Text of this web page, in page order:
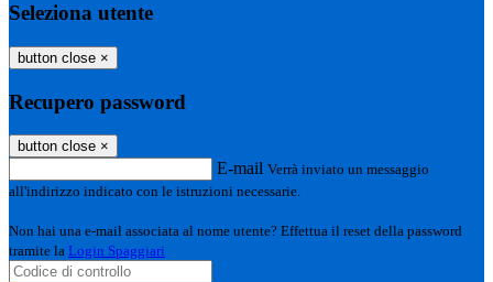
Seleziona utente
button close ×
Recupero password
button close ×
E-mail Verrà inviato un messaggio
all'indirizzo indicato con le istruzioni necessarie.
Non hai una e-mail associata al nome utente? Effettua il reset della password
tramite la Login Spaggiari